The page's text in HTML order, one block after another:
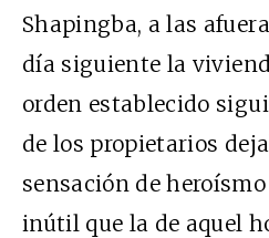
Shapingba, a las
día siguiente la
orden establecido
de los propietarios
sensación de
inútil que la de aquel